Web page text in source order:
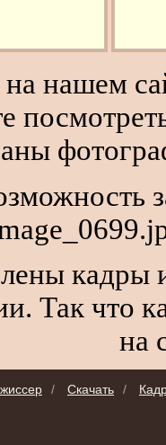
нашем
кадры
Так что
на
/ Скачать /